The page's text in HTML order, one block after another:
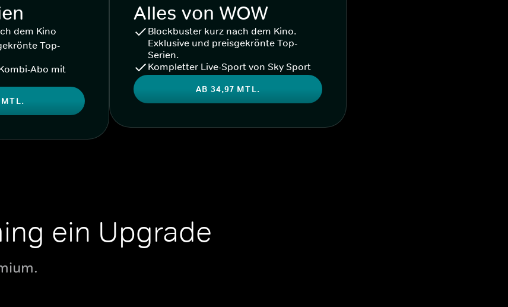
dem Kino
Top-
Abo mit
Alles von WOW
Blockbuster kurz nach dem Kino.
Exklusive und preisgekrönte Top-
Serien.
Kompletter Live-Sport von Sky Sport
AB 34,97 MTL.
ein Upgrade